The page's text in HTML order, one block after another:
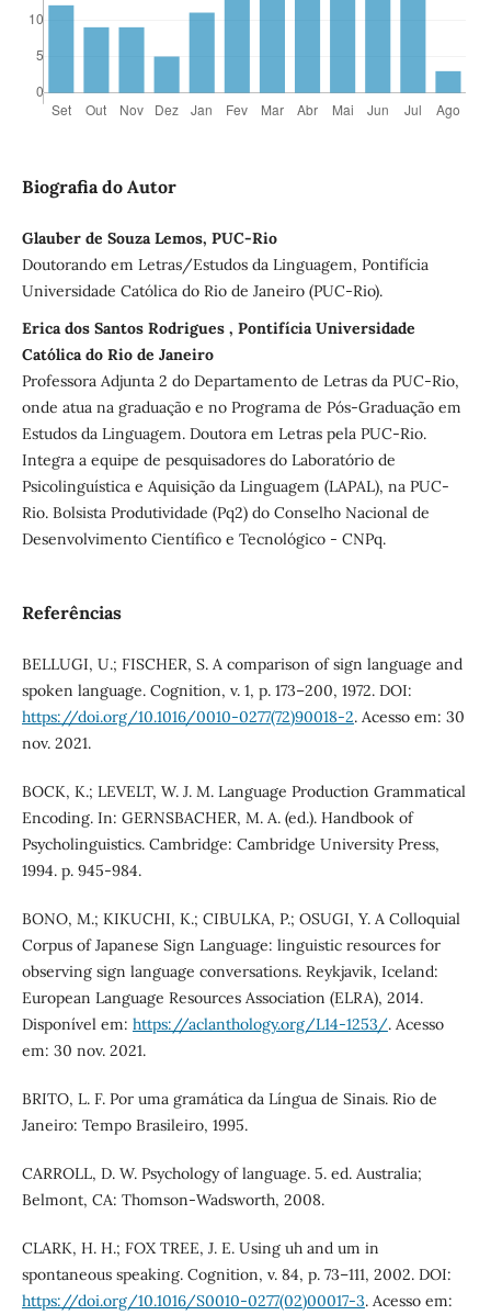
Biografia do Autor
Glauber de Souza Lemos, PUC-Rio
Doutorando em Letras/Estudos da Linguagem, Pontifícia
Universidade Católica do Rio de Janeiro (PUC-Rio).
Erica dos Santos Rodrigues , Pontifícia Universidade
Católica do Rio de Janeiro
Professora Adjunta 2 do Departamento de Letras da PUC-Rio,
onde atua na graduação e no Programa de Pós-Graduação em
Estudos da Linguagem. Doutora em Letras pela PUC-Rio.
Integra a equipe de pesquisadores do Laboratório de
Psicolinguística e Aquisição da Linguagem (LAPAL), na PUC-
Rio. Bolsista Produtividade (Pq2) do Conselho Nacional de
Desenvolvimento Científico e Tecnológico - CNPq.
Referências
BELLUGI, U.; FISCHER, S. A comparison of sign language and
spoken language. Cognition, v. 1, p. 173–200, 1972. DOI:
https://doi.org/10.1016/0010-0277(72)90018-2. Acesso em: 30
nov. 2021.
BOCK, K.; LEVELT, W. J. M. Language Production Grammatical
Encoding. In: GERNSBACHER, M. A. (ed.). Handbook of
Psycholinguistics. Cambridge: Cambridge University Press,
1994. p. 945-984.
BONO, M.; KIKUCHI, K.; CIBULKA, P.; OSUGI, Y. A Colloquial
Corpus of Japanese Sign Language: linguistic resources for
observing sign language conversations. Reykjavik, Iceland:
European Language Resources Association (ELRA), 2014.
Disponível em: https://aclanthology.org/L14-1253/. Acesso
em: 30 nov. 2021.
BRITO, L. F. Por uma gramática da Língua de Sinais. Rio de
Janeiro: Tempo Brasileiro, 1995.
CARROLL, D. W. Psychology of language. 5. ed. Australia;
Belmont, CA: Thomson-Wadsworth, 2008.
CLARK, H. H.; FOX TREE, J. E. Using uh and um in
spontaneous speaking. Cognition, v. 84, p. 73–111, 2002. DOI:
https://doi.org/10.1016/S0010-0277(02)00017-3. Acesso em: